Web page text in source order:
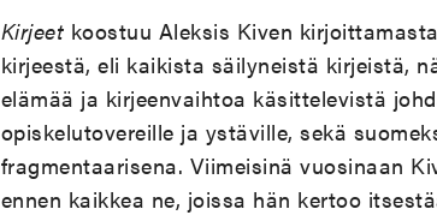
Kirjeet koostuu Aleksis Kiven
kirjeestä, eli kaikista säilyneistä kirjeistä,
elämää ja kirjeenvaihtoa käsittelevistä
opiskelutovereille ja ystäville, sekä
fragmentaarisena. Viimeisinä vuosinaan
ennen kaikkea ne, joissa hän kertoo